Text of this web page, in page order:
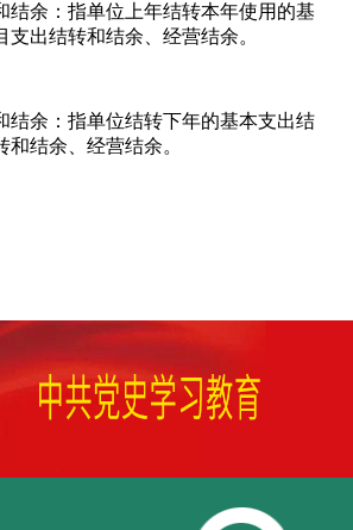
结余：指单位上年结转本年使用的基
支出结转和结余、经营结余。
结余：指单位结转下年的基本支出结
结余、经营结余。